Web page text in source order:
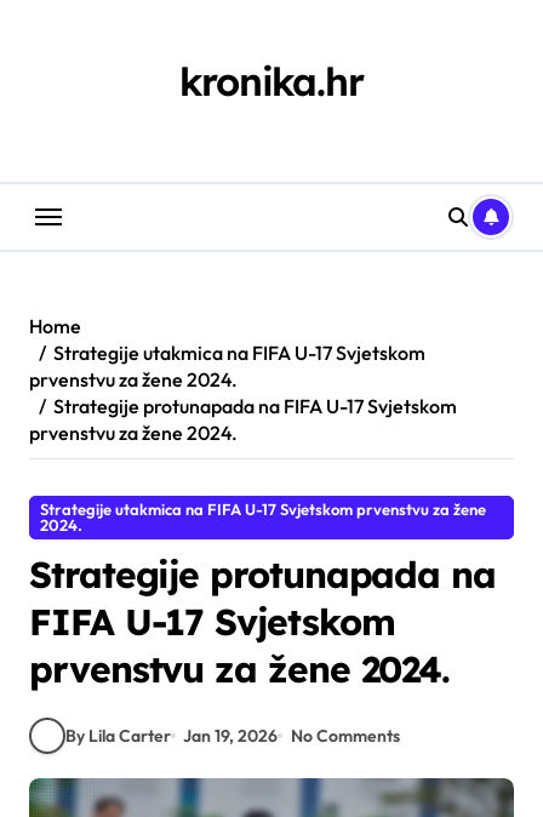
kronika.hr
Home
Strategije utakmica na FIFA U-17 Svjetskom
prvenstvu za žene 2024.
Strategije protunapada na FIFA U-17 Svjetskom
prvenstvu za žene 2024.
Strategije utakmica na FIFA U-17 Svjetskom prvenstvu za žene
2024.
Strategije protunapada na
FIFA U-17 Svjetskom
prvenstvu za žene 2024.
By Lila Carter Jan 19, 2026 No Comments